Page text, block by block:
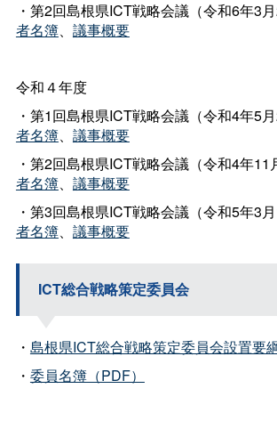
・第2回島根県ICT戦略会議（令和6年3月
者名簿、 議事概要
令和４年度
・第1回島根県ICT戦略会議（令和4年5月
者名簿、 議事概要
・第2回島根県ICT戦略会議（令和4年11
者名簿、 議事概要
・第3回島根県ICT戦略会議（令和5年3月
者名簿、 議事概要
ICT総合戦略策定委員会
・ 島根県ICT総合戦略策定委員会設置要
・ 委員名簿（PDF）